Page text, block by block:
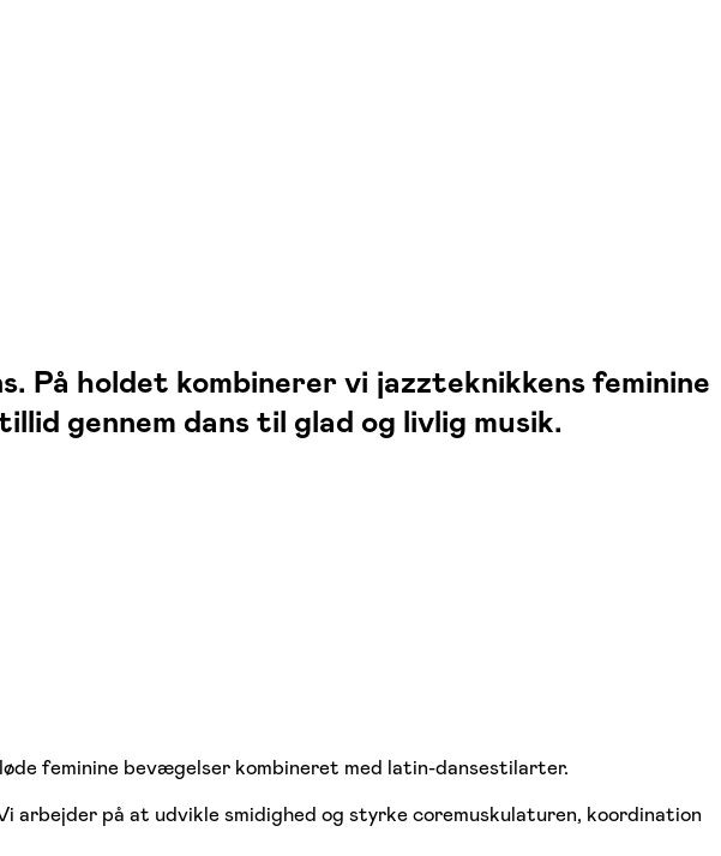
holdet kombinerer vi jazzteknikkens feminine
gennem dans til glad og livlig musik.
feminine bevægelser kombineret med latin-dansestilarter.
arbejder på at udvikle smidighed og styrke coremuskulaturen, koordination